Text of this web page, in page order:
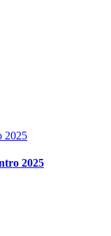
2025
2025